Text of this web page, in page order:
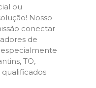
ou
Nosso
conectar
de
TO,
qualificados